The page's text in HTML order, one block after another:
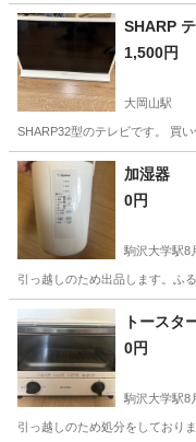
SHARP
1,500円
大岡山駅
SHARP32型のテレビです。 買
東京 大田区 大岡山駅
加湿器
0円
駒沢大学駅8
引っ越しのため出品します。ふ
東京 世田谷区 駒沢大
トースタ
0円
駒沢大学駅8
引っ越しのため処分をしており